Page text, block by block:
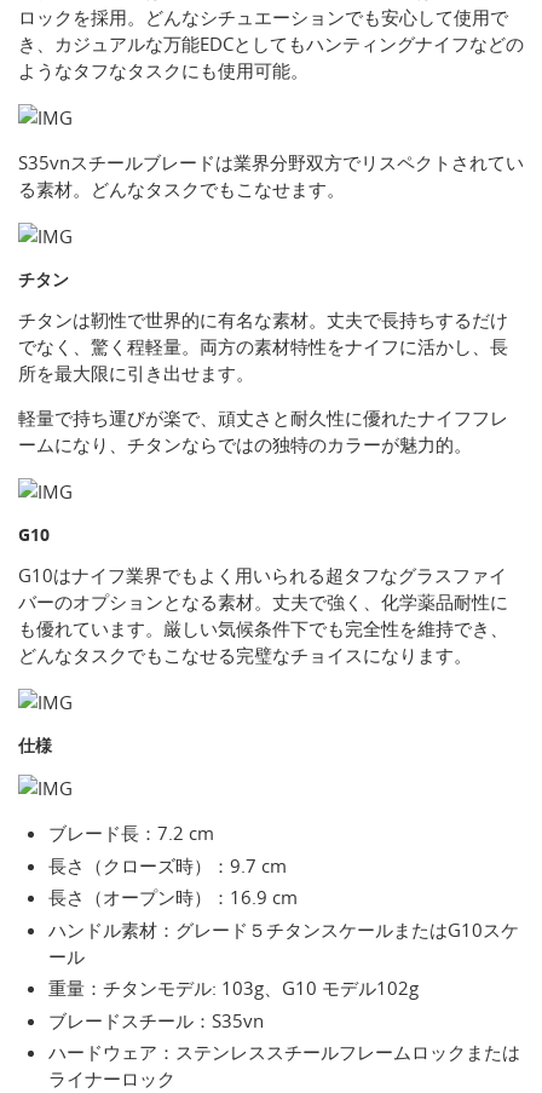
ロックを採用。どんなシチュエーションでも安心して使用で
き、カジュアルな万能EDCとしてもハンティングナイフなどの
ようなタフなタスクにも使用可能。
S35vnスチールブレードは業界分野双方でリスペクトされてい
る素材。どんなタスクでもこなせます。
チタン
チタンは靭性で世界的に有名な素材。丈夫で長持ちするだけ
でなく、驚く程軽量。両方の素材特性をナイフに活かし、長
所を最大限に引き出せます。
軽量で持ち運びが楽で、頑丈さと耐久性に優れたナイフフレ
ームになり、チタンならではの独特のカラーが魅力的。
G10
G10はナイフ業界でもよく用いられる超タフなグラスファイ
バーのオプションとなる素材。丈夫で強く、化学薬品耐性に
も優れています。厳しい気候条件下でも完全性を維持でき、
どんなタスクでもこなせる完璧なチョイスになります。
仕様
ブレード長：7.2 cm
長さ（クローズ時）：9.7 cm
長さ（オープン時）：16.9 cm
ハンドル素材：グレード５チタンスケールまたはG10スケ
ール
重量：チタンモデル: 103g、G10 モデル102g
ブレードスチール：S35vn
ハードウェア：ステンレススチールフレームロックまたは
ライナーロック